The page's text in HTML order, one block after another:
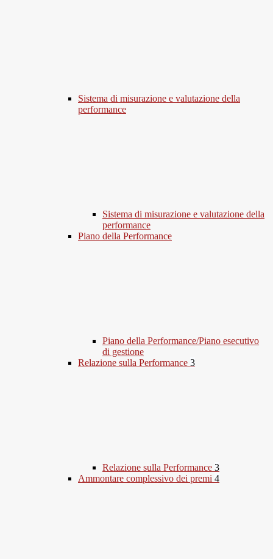
Sistema di misurazione e valutazione della
performance
Sistema di misurazione e valutazione della
performance
Piano della Performance
Piano della Performance/Piano esecutivo
di gestione
Relazione sulla Performance 3
Relazione sulla Performance 3
Ammontare complessivo dei premi 4